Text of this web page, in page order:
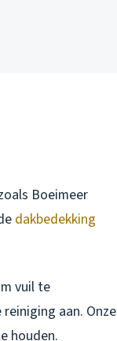
Boeimeer
dakbedekking
vuil te
aan. Onze
houden.